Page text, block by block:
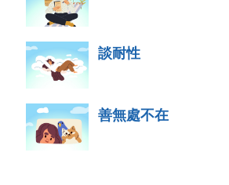
談耐性
善無處不在